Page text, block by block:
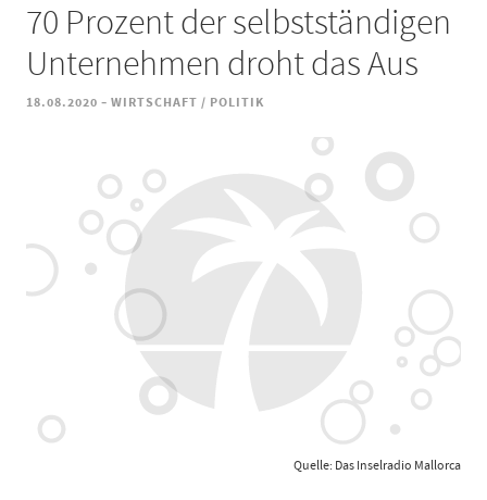
70 Prozent der selbstständigen
Unternehmen droht das Aus
18.08.2020 - WIRTSCHAFT / POLITIK
Quelle: Das Inselradio Mallorca